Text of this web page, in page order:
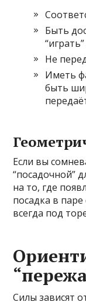
Быть
Не
Иметь
быть
Если вы
“посадочной”
на то, где
посадка в
всегда под
Силы зависят